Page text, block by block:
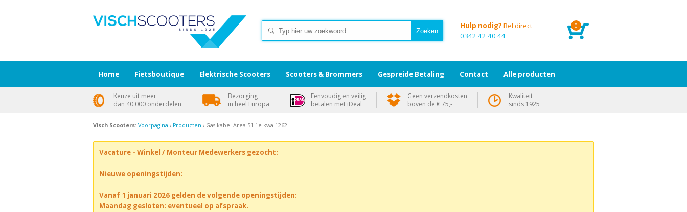
0
Hulp nodig? Bel direct
0342 42 40 44
Visch Scooters: Voorpagina › Producten › Gas kabel Area 51 1e kwa 1262
Vacature - Winkel / Monteur Medewerkers gezocht:
Nieuwe openingstijden:
Vanaf 1 januari 2026 gelden de volgende openingstijden:
Maandag gesloten: eventueel op afspraak.
Home Fietsboutique Elektrische Scooters Scooters & Brommers Gespreide Betaling Contact Alle producten
Keuze uit meer
dan 40.000 onderdelen
Bezorging
in heel Europa
Eenvoudig en veilig
betalen met iDeal
Geen verzendkosten
boven de € 75,-
Kwaliteit
sinds 1925